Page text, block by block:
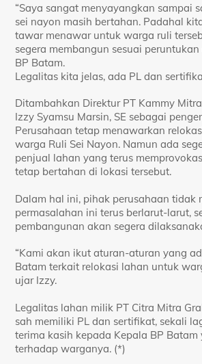
“Saya sangat menyayangkan sampai
sei nayon masih bertahan. Padahal
tawar menawar untuk warga ruli
segera membangun sesuai
BP Batam.
Legalitas kita jelas, ada PL dan
Ditambahkan Direktur PT Kammy
Izzy Syamsu Marsin, SE sebagai
Perusahaan tetap menawarkan
warga Ruli Sei Nayon. Namun ada
penjual lahan yang terus
tetap bertahan di lokasi tersebut.
Dalam hal ini, pihak perusahaan tidak
permasalahan ini terus berlarut-larut,
pembangunan akan segera
“Kami akan ikut aturan-aturan yang
Batam terkait relokasi lahan untuk
ujar Izzy.
Legalitas lahan milik PT Citra Mitra
sah memiliki PL dan sertifikat, sekali
terima kasih kepada Kepala BP Batam
terhadap warganya. (*)